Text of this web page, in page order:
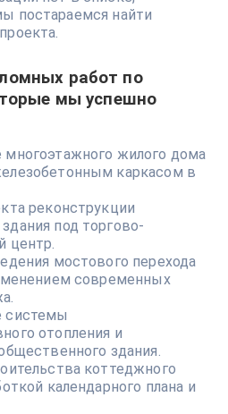
постараемся найти
работ по
мы успешно
многоэтажного жилого дома
каркасом в
реконструкции
под торгово-
центр.
мостового перехода
современных
системы
отопления и
здания.
коттеджного
календарного плана и